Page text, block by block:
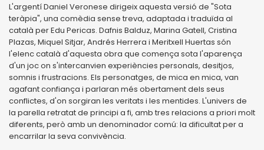
L'argentí Daniel Veronese dirigeix aquesta versió de "Sota
teràpia", una comèdia sense treva, adaptada i traduïda al
català per Edu Pericas. Dafnis Balduz, Marina Gatell, Cristina
Plazas, Miquel Sitjar, Andrés Herrera i Meritxell Huertas són
l'elenc català d'aquesta obra que comença sota l'aparença
d'un joc on s'intercanvien experiències personals, desitjos,
somnis i frustracions. Els personatges, de mica en mica, van
agafant confiança i parlaran més obertament dels seus
conflictes, d'on sorgiran les veritats i les mentides. L'univers de
la parella retratat de principi a fi, amb tres relacions a priori molt
diferents, però amb un denominador comú: la dificultat per a
encarrilar la seva convivència.